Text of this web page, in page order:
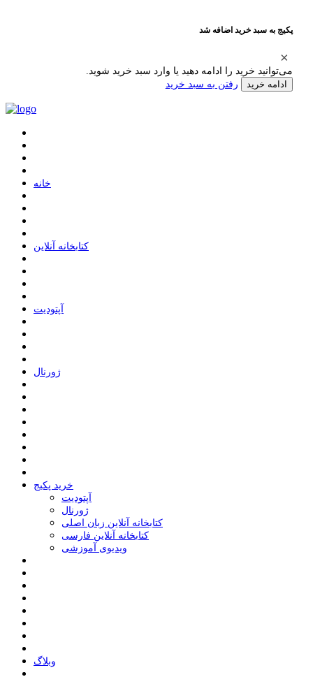
پکیج به سبد خرید اضافه شد
می‌توانید خرید را ادامه دهید یا وارد سبد خرید شوید.
ادامه خرید رفتن به سبد خرید
ﺧﺎﻧﻪ
ﮐﺘﺎﺑﺨﺎﻧﻪ ﺁﻧﻼﯾﻦ
ﺁﭘﺘﻮﺩﯾﺖ
ﮊﻭﺭﻧﺎﻝ
خرید پکیج
ﺁﭘﺘﻮﺩﯾﺖ
ﮊﻭﺭﻧﺎﻝ
کتابخانه آنلاین زبان اصلی
کتابخانه آنلاین فارسی
ویدیوی آموزشی
وبلاگ